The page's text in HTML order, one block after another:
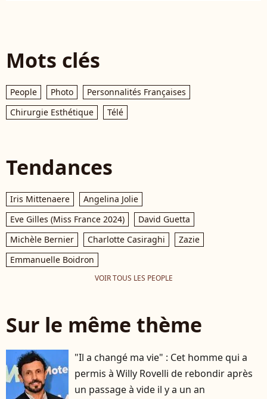
Mots clés
People Photo
Personnalités Françaises
Chirurgie Esthétique
Télé
Tendances
Iris Mittenaere
Angelina Jolie
Eve Gilles (Miss France 2024)
David Guetta
Michèle Bernier
Charlotte Casiraghi
Zazie
Emmanuelle Boidron
VOIR TOUS LES PEOPLE
Sur le même thème
"Il a changé ma vie" : Cet homme qui a
permis à Willy Rovelli de rebondir après
un passage à vide il y a un an